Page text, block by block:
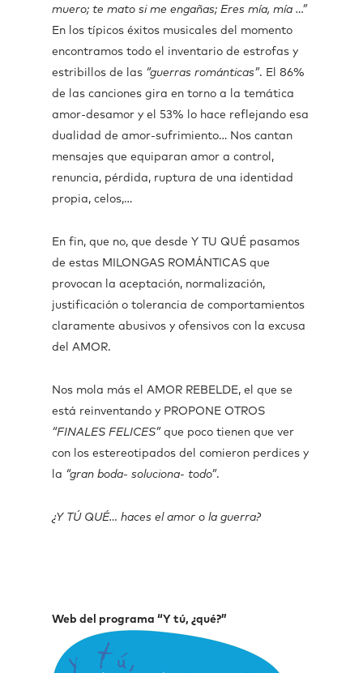
muero; te mato si me engañas; Eres mía, mía …”
En los típicos éxitos musicales del momento
encontramos todo el inventario de estrofas y
estribillos de las “guerras románticas”. El 86%
de las canciones gira en torno a la temática
amor-desamor y el 53% lo hace reflejando esa
dualidad de amor-sufrimiento… Nos cantan
mensajes que equiparan amor a control,
renuncia, pérdida, ruptura de una identidad
propia, celos,…
En fin, que no, que desde Y TU QUÉ pasamos
de estas MILONGAS ROMÁNTICAS que
provocan la aceptación, normalización,
justificación o tolerancia de comportamientos
claramente abusivos y ofensivos con la excusa
del AMOR.
Nos mola más el AMOR REBELDE, el que se
está reinventando y PROPONE OTROS
“FINALES FELICES” que poco tienen que ver
con los estereotipados del comieron perdices y
la “gran boda- soluciona- todo”.
¿Y TÚ QUÉ… haces el amor o la guerra?
Web del programa “Y tú, ¿qué?”